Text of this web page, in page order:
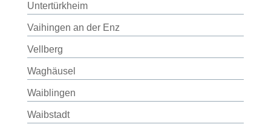
Untertürkheim
Vaihingen an der Enz
Vellberg
Waghäusel
Waiblingen
Waibstadt